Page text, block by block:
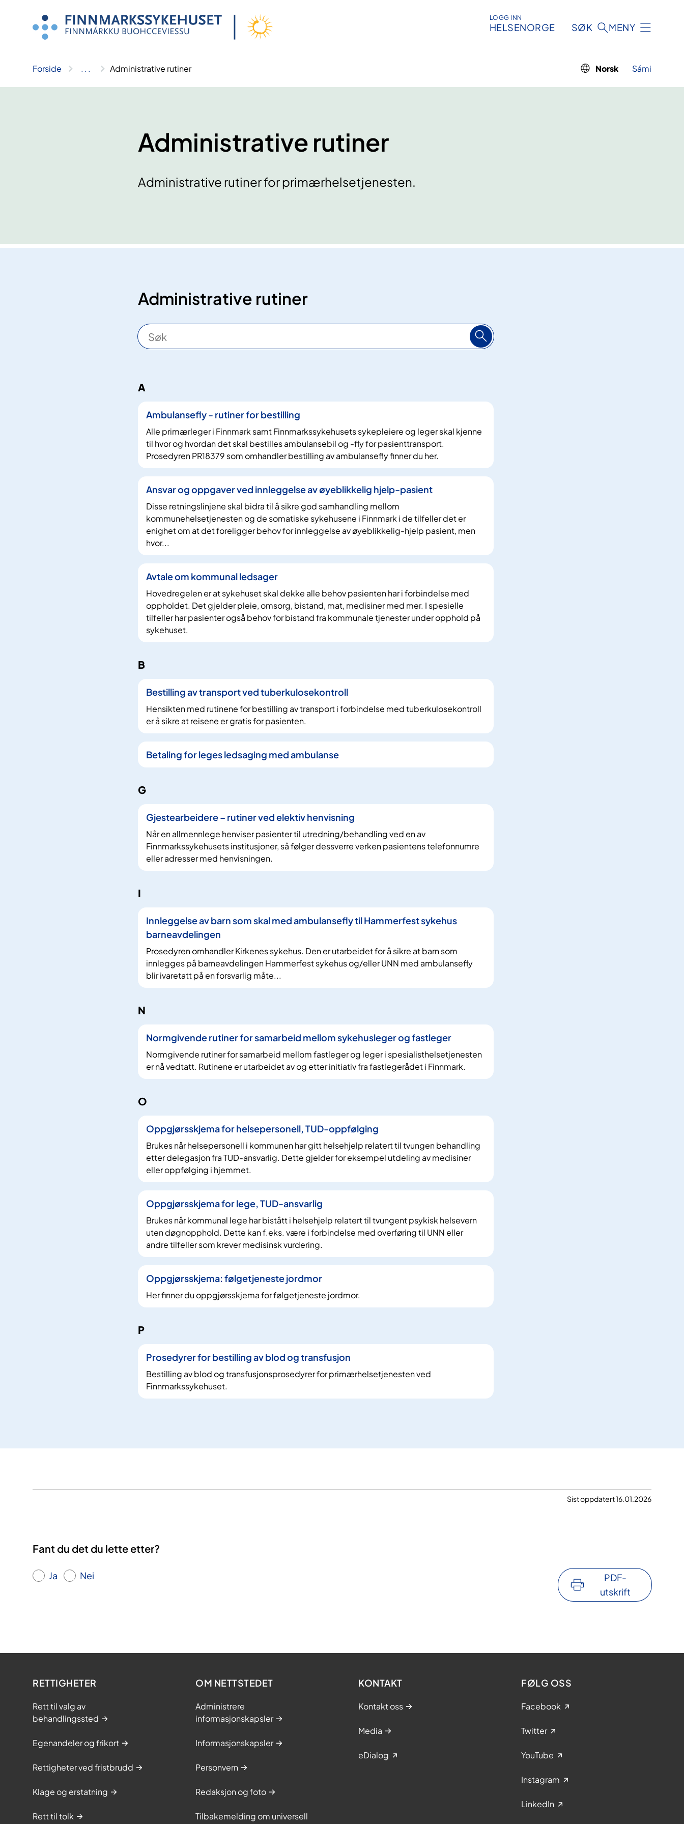
LOGG INN
HELSENORGE SØK MENY
Forside .. . Administrative rutiner Norsk Sámi
Administrative rutiner
Administrative rutiner for primærhelsetjenesten.
Administrative rutiner
S
ø
1
2
f
A
Ambulansefly - rutiner for bestilling
Alle primærleger i Finnmark samt Finnmarkssykehusets sykepleiere og leger skal kjenne
til hvor og hvordan det skal bestilles ambulansebil og -fly for pasienttransport.
Prosedyren PR18379 som omhandler bestilling av ambulansefly finner du her.
Ansvar og oppgaver ved innleggelse av øyeblikkelig hjelp-pasient
Disse retningslinjene skal bidra til å sikre god samhandling mellom
kommunehelsetjenesten og de somatiske sykehusene i Finnmark i de tilfeller det er
enighet om at det foreligger behov for innleggelse av øyeblikkelig-hjelp pasient, men
hvor...
Avtale om kommunal ledsager
Hovedregelen er at sykehuset skal dekke alle behov pasienten har i forbindelse med
oppholdet. Det gjelder pleie, omsorg, bistand, mat, medisiner med mer. I spesielle
tilfeller har pasienter også behov for bistand fra kommunale tjenester under opphold på
sykehuset.
B
Bestilling av transport ved tuberkulosekontroll
Hensikten med rutinene for bestilling av transport i forbindelse med tuberkulosekontroll
er å sikre at reisene er gratis for pasienten.
Betaling for leges ledsaging med ambulanse
G
Gjestearbeidere – rutiner ved elektiv henvisning
Når en allmennlege henviser pasienter til utredning/behandling ved en av
Finnmarkssykehusets institusjoner, så følger dessverre verken pasientens telefonnumre
eller adresser med henvisningen.
I
Innleggelse av barn som skal med ambulansefly til Hammerfest sykehus
barneavdelingen
Prosedyren omhandler Kirkenes sykehus. Den er utarbeidet for å sikre at barn som
innlegges på barneavdelingen Hammerfest sykehus og/eller UNN med ambulansefly
blir ivaretatt på en forsvarlig måte...
N
Normgivende rutiner for samarbeid mellom sykehusleger og fastleger
Normgivende rutiner for samarbeid mellom fastleger og leger i spesialisthelsetjenesten
er nå vedtatt. Rutinene er utarbeidet av og etter initiativ fra fastlegerådet i Finnmark.
O
Oppgjørsskjema for helsepersonell, TUD-oppfølging
Brukes når helsepersonell i kommunen har gitt helsehjelp relatert til tvungen behandling
etter delegasjon fra TUD-ansvarlig. Dette gjelder for eksempel utdeling av medisiner
eller oppfølging i hjemmet.
Oppgjørsskjema for lege, TUD-ansvarlig
Brukes når kommunal lege har bistått i helsehjelp relatert til tvungent psykisk helsevern
uten døgnopphold. Dette kan f.eks. være i forbindelse med overføring til UNN eller
andre tilfeller som krever medisinsk vurdering.
Oppgjørsskjema: følgetjeneste jordmor
Her finner du oppgjørsskjema for følgetjeneste jordmor.
P
Prosedyrer for bestilling av blod og transfusjon
Bestilling av blod og transfusjonsprosedyrer for primærhelsetjenesten ved
Finnmarkssykehuset.
Sist oppdatert 16.01.2026
Fant du det du lette etter?
Ja Nei
PDF-
utskrift
RETTIGHETER
Rett til valg av
behandlingssted
Egenandeler og frikort
Rettigheter ved fristbrudd
Klage og erstatning
Rett til tolk
OM NETTSTEDET
Administrere
informasjonskapsler
Informasjonskapsler
Personvern
Redaksjon og foto
Tilbakemelding om universell
KONTAKT
Kontakt oss
Media
eDialog
FØLG OSS
Facebook
Twitter
YouTube
Instagram
LinkedIn